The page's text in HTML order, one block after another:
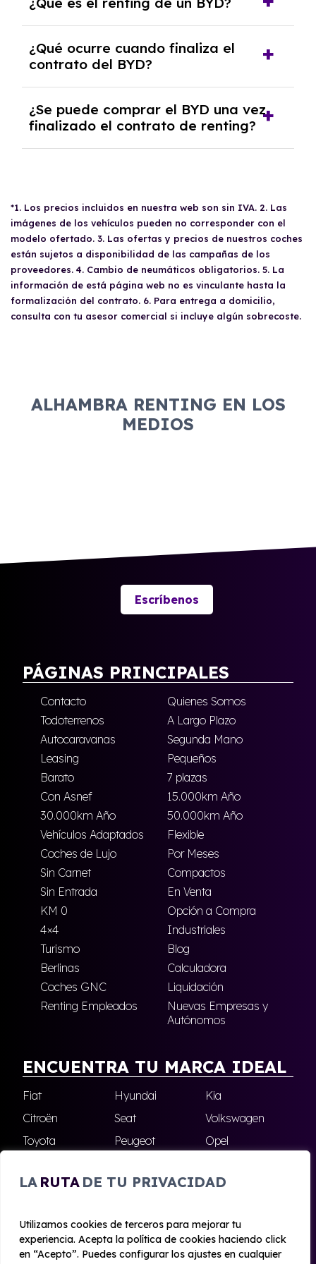
LA RUTA DE TU PRIVACIDAD
Utilizamos cookies de terceros para mejorar tu
experiencia. Acepta la política de cookies haciendo click
en “Acepto”. Puedes configurar los ajustes en cualquier
seguro a todo riesgo, mantenimiento,
reparaciones, impuestos, asistencia en
carretera y gestión de la documentación.
alquiler a largo plazo en el que pagas una
cuota mensual fija por el uso del coche
durante un periodo determinado,
generalmente entre 2 y 5 años.
¿Qué ocurre cuando finaliza el
contrato del BYD?
coche, renovarlo por uno nuevo o, en algunos
casos, comprarlo a un precio previamente
acordado.
¿Se puede comprar el BYD una vez
finalizado el contrato de renting?
cantidad de kilómetros recorridos y el coste
del mercado actual.
*1. Los precios incluidos en nuestra web son sin IVA. 2. Las
imágenes de los vehículos pueden no corresponder con el
modelo ofertado. 3. Las ofertas y precios de nuestros coches
están sujetos a disponibilidad de las campañas de los
proveedores. 4. Cambio de neumáticos obligatorios. 5. La
información de está página web no es vinculante hasta la
formalización del contrato. 6. Para entrega a domicilio,
consulta con tu asesor comercial si incluye algún sobrecoste.
ALHAMBRA RENTING EN LOS
MEDIOS
Escríbenos
PÁGINAS PRINCIPALES
Contacto
Quienes Somos
Todoterrenos
A Largo Plazo
Autocaravanas
Segunda Mano
Leasing
Pequeños
Barato
7 plazas
Con Asnef
15.000km Año
30.000km Año
50.000km Año
Vehículos Adaptados
Flexible
Coches de Lujo
Por Meses
Sin Carnet
Compactos
Sin Entrada
En Venta
KM 0
Opción a Compra
4×4
Industriales
Turismo
Blog
Berlinas
Calculadora
Coches GNC
Liquidación
Renting Empleados
Nuevas Empresas y
Autónomos
ENCUENTRA TU MARCA IDEAL
Fiat Hyundai
Kia
Citroën
Seat
Volkswagen
Toyota
Peugeot
Opel
Cupra
Audi
Omoda
Skoda
Ford Todas las marcas